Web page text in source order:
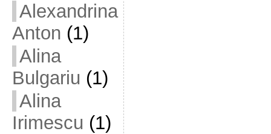
Alexandrina
Anton (1)
Alina
Bulgariu (1)
Alina
Irimescu (1)